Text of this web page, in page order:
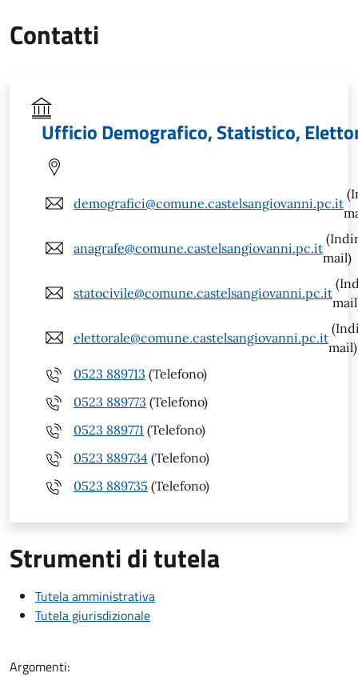
Contatti
Ufficio Demografico, Statistico,
demografici@comune.castelsangiovanni.pc.it
anagrafe@comune.castelsangiovanni.pc.it
mail)
statocivile@comune.castelsangiovanni.pc.it
elettorale@comune.castelsangiovanni.pc.it
mail)
0523 889713 (Telefono)
0523 889773 (Telefono)
0523 889771 (Telefono)
0523 889734 (Telefono)
0523 889735 (Telefono)
Strumenti di tutela
Tutela amministrativa
Tutela giurisdizionale
Argomenti: